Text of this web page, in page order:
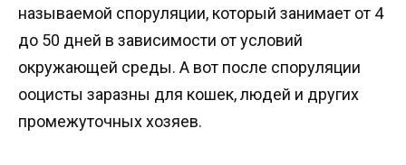
называемой споруляции, который занимает от 4
до 50 дней в зависимости от условий
окружающей среды. А вот после споруляции
ооцисты заразны для кошек, людей и других
промежуточных хозяев.